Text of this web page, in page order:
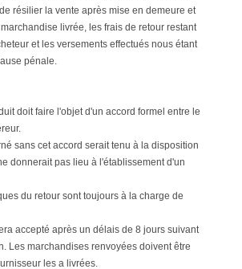
résilier la vente après mise en demeure et
livrée, les frais de retour restant
et les versements effectués nous étant
pénale.
doit faire l'objet d'un accord formel entre le
sans cet accord serait tenu à la disposition
donnerait pas lieu à l'établissement d'un
du retour sont toujours à la charge de
accepté après un délais de 8 jours suivant
Les marchandises renvoyées doivent être
les a livrées.